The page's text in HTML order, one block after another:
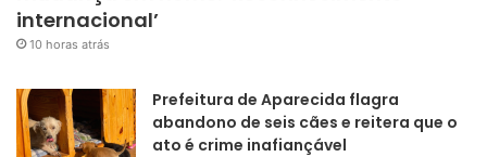
internacional’
10 horas atrás
Prefeitura de Aparecida flagra
abandono de seis cães e reitera que o
ato é crime inafiançável